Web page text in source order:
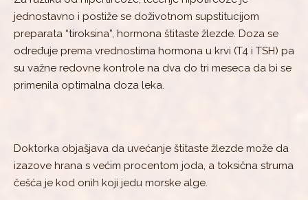
jednostavno i postiže se doživotnom supstitucijom
preparata “tiroksina”, hormona štitaste žlezde. Doza se
određuje prema vrednostima hormona u krvi (T4 i TSH) pa
su važne redovne kontrole na dva do tri meseca da bi se
primenila optimalna doza leka.
Doktorka objašjava da uvećanje štitaste žlezde može da
izazove hrana s većim procentom joda, a toksična struma
češća je kod onih koji jedu morske alge.